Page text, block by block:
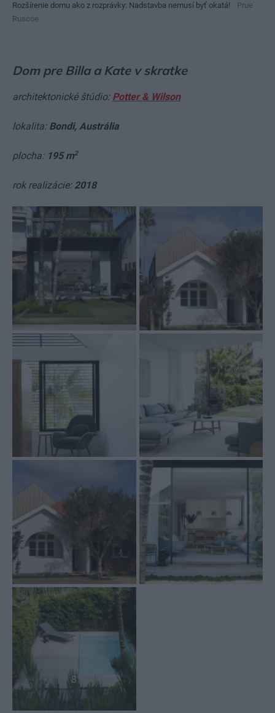
Rozšírenie domu ako z rozprávky: Nadstavba nemusí byť okatá!
Prue
Ruscoe
Dom pre Billa a Kate v skratke
architektonické štúdio: Potter & Wilson
lokalita: Bondi, Austrália
plocha: 195 m2
rok realizácie: 2018
8